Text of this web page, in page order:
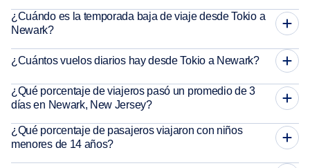
¿Cuándo es la temporada baja de viaje desde Tokio a
Newark?
¿Cuántos vuelos diarios hay desde Tokio a Newark?
¿Qué porcentaje de viajeros pasó un promedio de 3
días en Newark, New Jersey?
¿Qué porcentaje de pasajeros viajaron con niños
menores de 14 años?